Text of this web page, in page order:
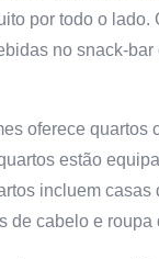
por todo o lado.
no snack-
oferece quartos
estão
incluem casas
de cabelo e roupa